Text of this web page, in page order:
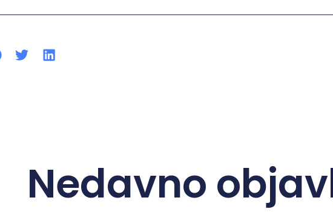
Nedavno